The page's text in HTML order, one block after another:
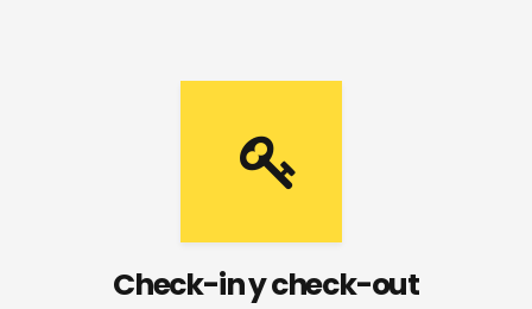
Check-in y check-out